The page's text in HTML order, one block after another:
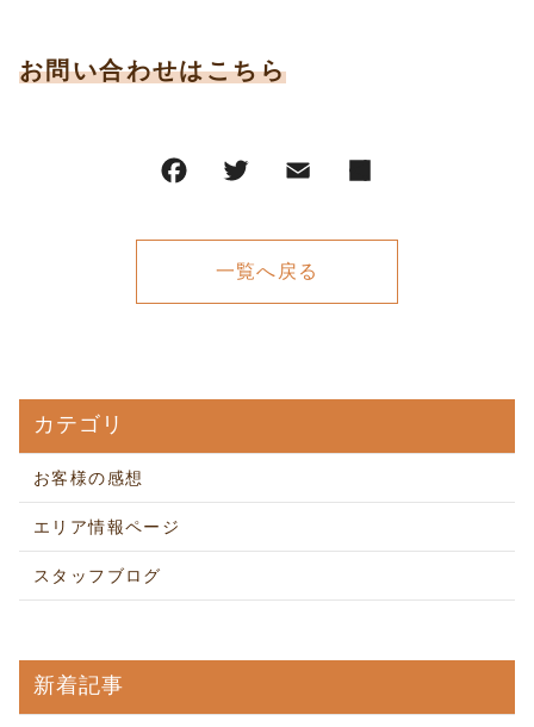
お問い合わせはこちら
一覧へ戻る
カテゴリ
お客様の感想
エリア情報ページ
スタッフブログ
新着記事